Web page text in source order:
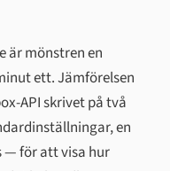
är mönstren en
ett. Jämförelsen
API skrivet på två
en
— för att visa hur